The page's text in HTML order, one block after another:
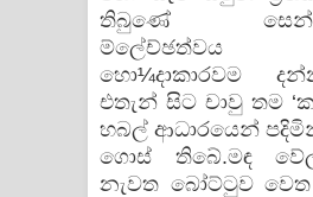
තිබුණේ
හො¼දාකාරවම
එතැන් සිට චාවු තම
හබල් ආධාරයෙන්
ගොස් තිබේ.මඳ
නැවත බෝට්ටුව වෙත